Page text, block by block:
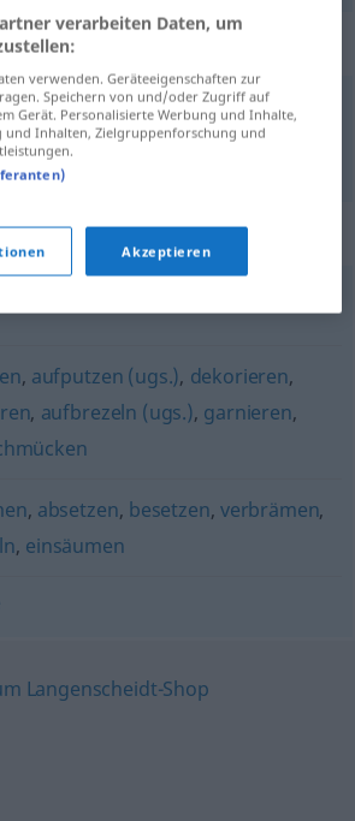
für "verzieren"
für "verzieren"
, aufputzen (ugs.), dekorieren,
, aufbrezeln (ugs.), garnieren,
, absetzen, besetzen, verbrämen,
, einsäumen
verarbeiten Daten, um
verwenden. Geräteeigenschaften zur
Speichern von und/oder Zugriff auf
Gerät. Personalisierte Werbung und Inhalte,
und Inhalten, Zielgruppenforschung und
Akzeptieren